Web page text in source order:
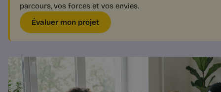
parcours, vos forces et vos envies.
Évaluer mon projet